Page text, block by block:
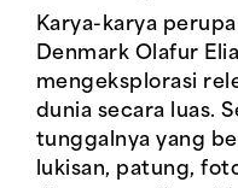
Karya-karya
Denmark Olafur
mengeksplorasi
dunia secara luas.
tunggalnya yang
lukisan, patung,